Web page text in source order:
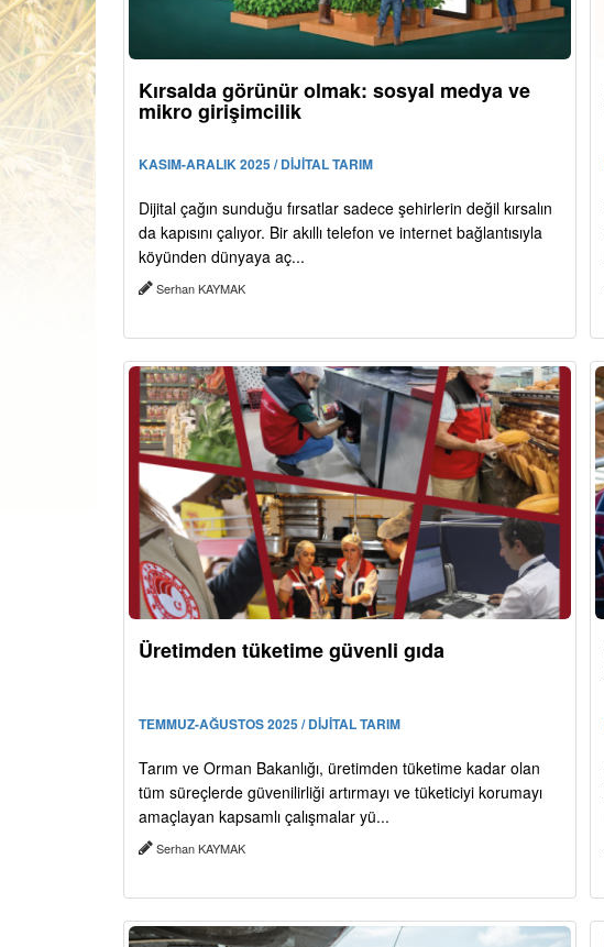
Kırsalda görünür olmak: sosyal medya ve
mikro girişimcilik
KASIM-ARALIK 2025 / DİJİTAL TARIM
Dijital çağın sunduğu fırsatlar sadece şehirlerin değil kırsalın
da kapısını çalıyor. Bir akıllı telefon ve internet bağlantısıyla
köyünden dünyaya aç...
Serhan KAYMAK
Üretimden tüketime güvenli gıda
TEMMUZ-AĞUSTOS 2025 / DİJİTAL TARIM
Tarım ve Orman Bakanlığı, üretimden tüketime kadar olan
tüm süreçlerde güvenilirliği artırmayı ve tüketiciyi korumayı
amaçlayan kapsamlı çalışmalar yü...
Serhan KAYMAK